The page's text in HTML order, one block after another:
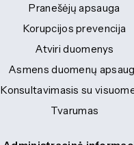
Pranešėjų apsauga
Korupcijos prevencija
Atviri duomenys
Asmens duomenų
Konsultavimasis su
Tvarumas